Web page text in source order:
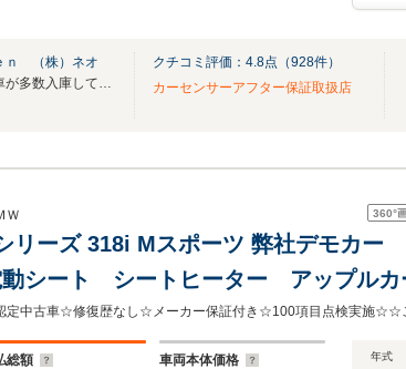
ｎ （株）ネオ
決算先取セール開催中！良質な下取車が多数入庫しています！
クチコミ評価： 4.8点（928件）
カーセンサーアフター保証取扱店
360°
Ｗ
リーズ 318i Mスポーツ 弊社デモカ
動シート シートヒーター アップル
ハンズオフアシスト機能 ドライ
ャージング
総額 車両本体価格 年式